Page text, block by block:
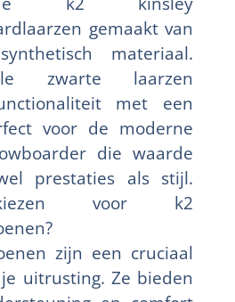
gemaakt van
materiaal.
zwarte laarzen
met een
voor de moderne
die waarde
prestaties als stijl.
voor k2
zijn een cruciaal
uitrusting. Ze bieden